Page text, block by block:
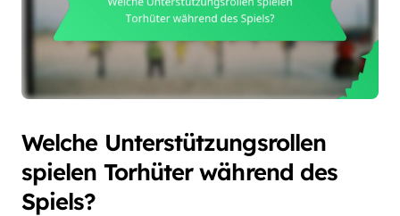
Welche Unterstützungsrollen
spielen Torhüter während des
Spiels?